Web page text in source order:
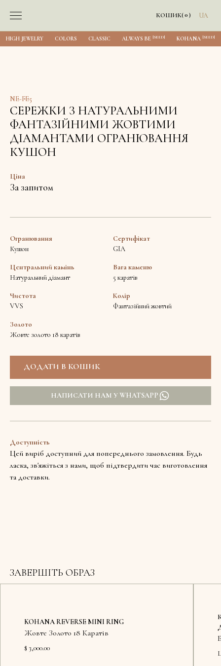
КОШИК(0) UA
HIGH JEWELRY COLORS CLASSIC ALWAYS BE [SEED] KOHANA [SEED]
NE-FE5
СЕРЕЖКИ З НАТУРАЛЬНИМИ
ФАНТАЗІЙНИМИ ЖОВТИМИ
ДІАМАНТАМИ ОГРАНЮВАННЯ
КУШОН
Ціна
За запитом
Огранювання
Кушон
Сертифікат
GIA
Центральний камінь
Натуральний діамант
Вага каменю
5 каратів
Чистота
VVS
Колір
Фантазійний жовтий
Золото
Жовте золото 18 каратів
НАПИСАТИ НАМ У WHATSAPP
Доступність
Цей виріб доступний для попереднього замовлення. Будь
ласка, зв'яжіться з нами, щоб підтвердити час виготовлення
та доставки.
ЗАВЕРШІТЬ ОБРАЗ
KOHANA REVERSE MINI RING
Жовте Золото 18 Каратів
$ 3,000.00